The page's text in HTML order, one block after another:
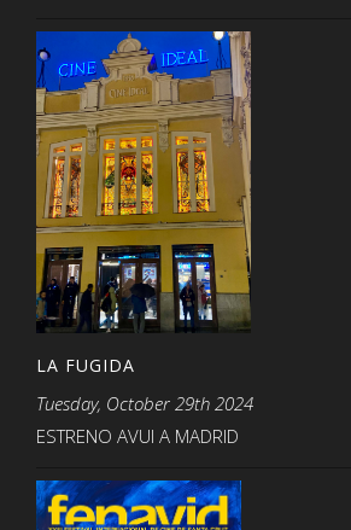
LA FUGIDA
Tuesday, October 29th 2024
ESTRENO AVUI A MADRID